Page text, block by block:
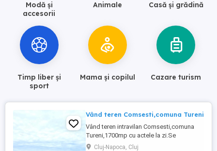
Modă și
accesorii
Animale Casă și grădină
Timp liber și
sport
Mama și copilul Cazare turism
Vând teren Comsesti,comuna Tureni
Vând teren intravilan Comsesti,comuna
Tureni,1700mp cu actele la zi.Se
parceleaza la cerere
Cluj-Napoca, Cluj